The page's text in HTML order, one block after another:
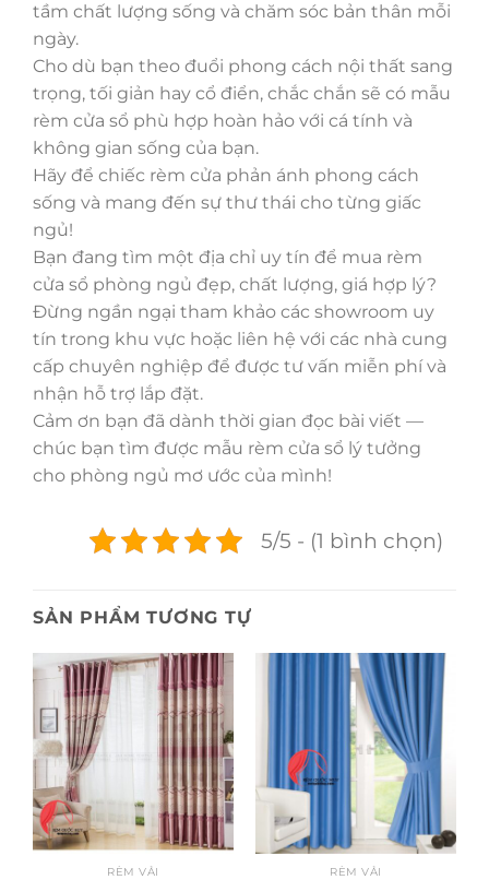
tầm chất lượng sống và chăm sóc bản thân mỗi
ngày.
Cho dù bạn theo đuổi phong cách nội thất sang
trọng, tối giản hay cổ điển, chắc chắn sẽ có mẫu
rèm cửa sổ phù hợp hoàn hảo với cá tính và
không gian sống của bạn.
Hãy để chiếc rèm cửa phản ánh phong cách
sống và mang đến sự thư thái cho từng giấc
ngủ!
Bạn đang tìm một địa chỉ uy tín để mua rèm
cửa sổ phòng ngủ đẹp, chất lượng, giá hợp lý?
Đừng ngần ngại tham khảo các showroom uy
tín trong khu vực hoặc liên hệ với các nhà cung
cấp chuyên nghiệp để được tư vấn miễn phí và
nhận hỗ trợ lắp đặt.
Cảm ơn bạn đã dành thời gian đọc bài viết —
chúc bạn tìm được mẫu rèm cửa sổ lý tưởng
cho phòng ngủ mơ ước của mình!
5/5 - (1 bình chọn)
SẢN PHẨM TƯƠNG TỰ
RÈM VẢI RÈM VẢI